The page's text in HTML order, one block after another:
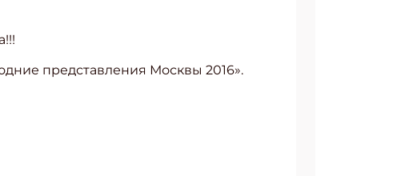
представления Москвы 2016».